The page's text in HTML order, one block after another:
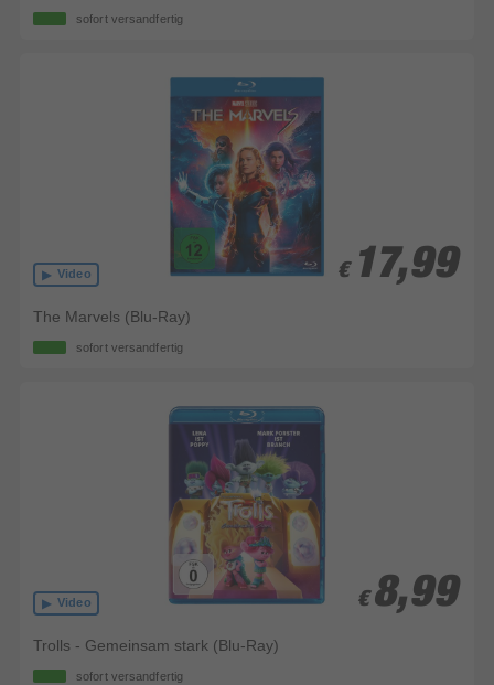
sofort versandfertig
Video € 17,99
€ 17,99
The Marvels (Blu-Ray)
sofort versandfertig
Video € 8,99
€ 8,99
Trolls - Gemeinsam stark (Blu-Ray)
sofort versandfertig